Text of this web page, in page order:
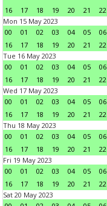
16
17 18 19 20 21 22
Mon 15 May 2023
00
01 02 03 04 05 06
16
17 18 19 20 21 22
Tue 16 May 2023
00
01 02 03 04 05 06
16
17 18 19 20 21 22
Wed 17 May 2023
00
01 02 03 04 05 06
16
17 18 19 20 21 22
Thu 18 May 2023
00
01 02 03 04 05 06
16
17 18 19 20 21 22
Fri 19 May 2023
00
01 02 03 04 05 06
16
17 18 19 20 21 22
Sat 20 May 2023